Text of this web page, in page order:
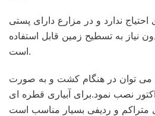
ندارد و در مزارع دارای پستی
نیاز به تسطیح زمین قابل استفاده
است.
می توان در هنگام کشت و به صورت
نصب نمود.برای آبیاری قطره ای